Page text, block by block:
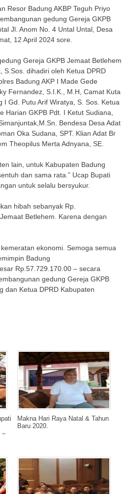
Resor Badung AKBP Teguh Priyo
gedung Gereja GKPB
Jl. Anom No. 4 Untal Untal, Desa
12 April 2024 sore.
Gereja GKPB Jemaat Betlehem
S.Sos. dihadiri oleh Ketua DPRD
Badung AKP I Made Gede
Fernandez, S.I.K., M.H, Camat Kuta
I Gd. Putu Arif Wiratya, S. Sos. Ketua
Harian GKPB Pdt. I Ketut Sudiana,
Bendesa Desa Adat
Oka Sudana, SPT. Klian Adat Br
Theopilus Merta Adnyana, SE.
lain, untuk Kabupaten Badung
dan sama rata.” Ucap Bupati
untuk selalu bersyukur.
hibah sebanyak Rp.
Betlehem. Karena dengan
ekonomi. Semoga semua
Badung
Rp.57.729.170.00 – secara
gedung Gereja GKPB
dan Ketua DPRD Kabupaten
–
Makna Hari Raya Natal & Tahun
Baru 2020.